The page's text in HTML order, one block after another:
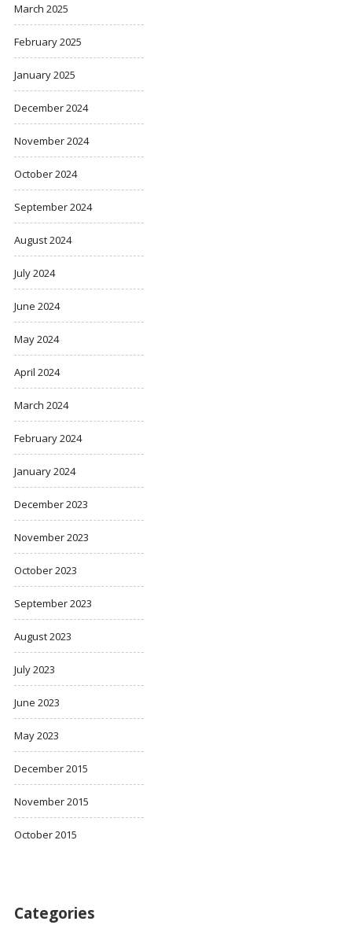
March 2025
February 2025
January 2025
December 2024
November 2024
October 2024
September 2024
August 2024
July 2024
June 2024
May 2024
April 2024
March 2024
February 2024
January 2024
December 2023
November 2023
October 2023
September 2023
August 2023
July 2023
June 2023
May 2023
December 2015
November 2015
October 2015
Categories